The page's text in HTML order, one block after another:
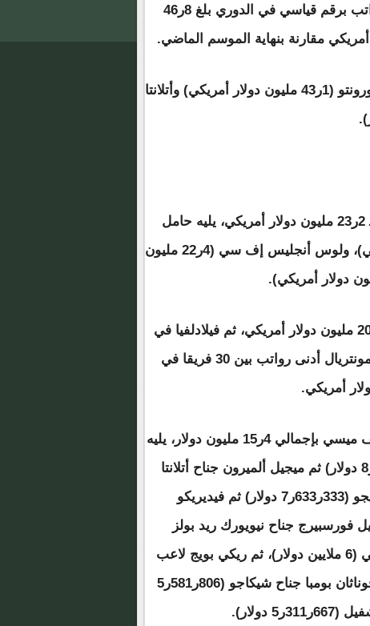
وتصدر إنتر ميامي بقيادة ميسي أيضا قائمة أعلى الرواتب برقم قياسي في الدوري بلغ 8ر46
وبلغت رواتب ميامي ضعف رواتب جميع الفرق باستثناء تورونتو (1ر43 مليون دولار أمريكي) وأتلانتا
وحل فريق سينسيناتي رابعا في قائمة أعلى الرواتب بـ 2ر23 مليون دولار أمريكي، يليه حامل
اللقب لوس أنجلوس جالاكسي (9ر22 مليون دولار أمريكي)، ولوس أنجليس إف سي (4ر22 مليون
وجاء فريق سان دييجو إكسبانشن في المركز العاشر بـ 20 مليون دولار أمريكي، ثم فيلادلفيا في
المركزالـ 29 بـ 4ر13 مليون دولار أمريكي، بينما سجل مونتريال أدنى رواتب بين 30 فريقا في
وحل لورينزو إنسيني جناح تورونتو، في المركز الثاني خلف ميسي بإجمالي 4ر15 مليون دولار، يليه
سيرجيو بوسكيتس لاعب خط وسط ميامي (996ر774ر8 دولار) ثم ميجيل ألميرون جناح أتلانتا
(000ر871ر7دولار) ثم هيرفينج لوزانو، جناح سان دييجو (333ر633ر7 دولار) ثم فيديريكو
(381ر295ر6 دولار) ثم إميل فورسبيرج جناح نيويورك ريد بولز
(625ر023ر6 دولار) ثم جوردي ألبا ظهير أيسر إنتر ميامي (6 ملايين دولار)، ثم ريكي بويج لاعب
وسط لوس أنجليس جالاكسي (688ر779ر5 دولار) ثم جوناثان بومبا جناح شيكاجو (806ر581ر5
دولار).